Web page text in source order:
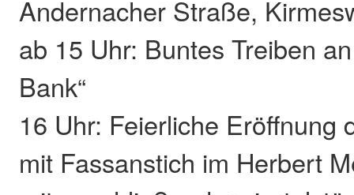
Andernacher Straße,
ab 15 Uhr: Buntes Treiben
Bank“
16 Uhr: Feierliche Eröffnung
mit Fassanstich im Herbert